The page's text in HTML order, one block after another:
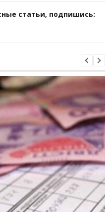
статьи, подпишись: